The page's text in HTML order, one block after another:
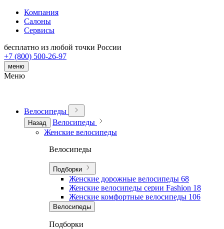
Компания
Салоны
Сервисы
бесплатно из любой точки России
+7 (800) 500-26-97
меню
Меню
Велосипеды
Назад
Велосипеды
Женские велосипеды
Велосипеды
Подборки
Женские дорожные велосипеды 68
Женские велосипеды серии Fashion 18
Женские комфортные велосипеды 106
Велосипеды
Подборки